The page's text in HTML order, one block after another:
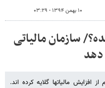
۱۰ بهمن ۱۳۹۴ - ۰۳:۲۹
سازمان مالیاتی
دهد
مالیاتها گلایه کرده اند.